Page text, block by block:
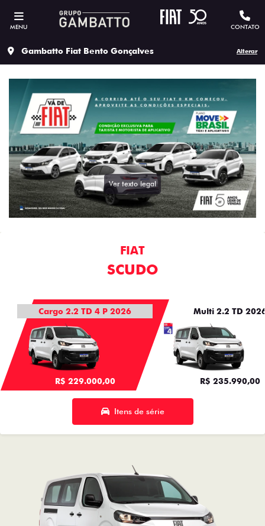
MENU CONTATO
Gambatto Fiat Bento Gonçalves Alterar
Ver texto legal
FIAT
SCUDO
Cargo 2.2 TD 4 P 2026
R$ 229.000,00
Multi 2.2 TD
R$ 235.990,00
Itens de série